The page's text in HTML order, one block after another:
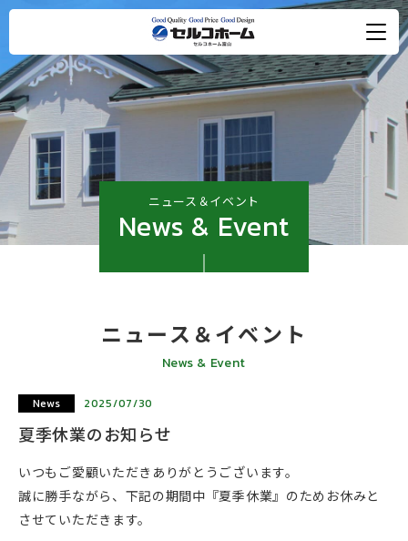
ニュース＆イベント
News & Event
ニュース＆イベント
News & Event
News 2025/07/30
夏季休業のお知らせ
いつもご愛顧いただきありがとうございます。
誠に勝手ながら、下記の期間中『夏季休業』のためお休みと
させていただきます。